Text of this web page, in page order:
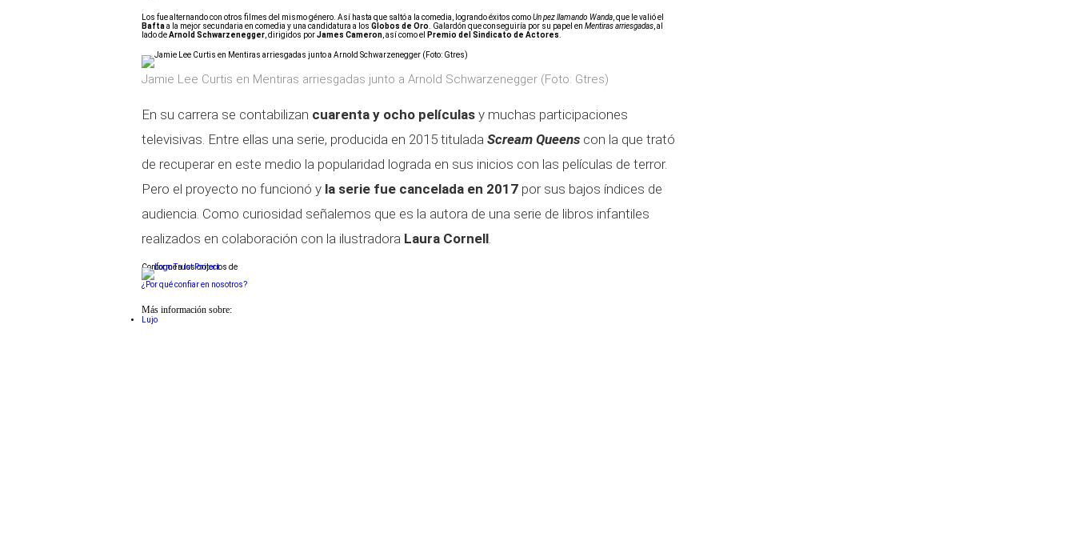
Los fue alternando con otros filmes del mismo género. Así hasta que saltó a la comedia, logrando éxitos comoUn pez llamando Wanda , que le valió el
Baftaa la mejor secundaria en comedia y una candidatura a los Globos de Oro Galardón que conseguiría por su papel en Mentiras arriesgadas , al
lado deArnold Schwarzenegger , dirigidos porJames Cameron , así como el Premio del Sindicato de Actores
Jamie Lee Curtis en Mentiras arriesgadas junto a Arnold Schwarzenegger (Foto: Gtres)
En su carrera se contabilizan cuarenta y ocho películas y muchas participaciones
televisivas. Entre ellas una serie, producida en 2015 titulada Scream Queens con la que trató
de recuperar en este medio la popularidad lograda en sus inicios con las películas de terror.
Pero el proyecto no funcionó y la serie fue cancelada en 2017 por sus bajos índices de
audiencia. Como curiosidad señalemos que es la autora de una serie de libros infantiles
realizados en colaboración con la ilustradora Laura Cornell
Conforme a los criterios de
¿Por qué confiar en nosotros?
Más información sobre:
Lujo